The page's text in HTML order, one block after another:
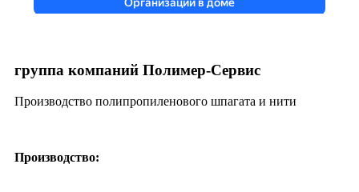
группа компаний Полимер-Сервис
Производство полипропиленового шпагата и нити
Производство: